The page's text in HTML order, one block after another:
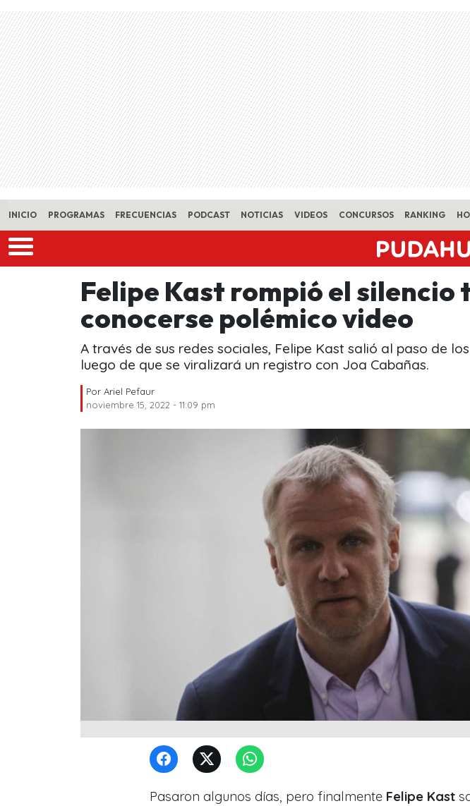
Skip to main content
INICIO PROGRAMAS FRECUENCIAS PODCAST NOTICIAS VIDEOS CONCURSOS RANKING
Felipe Kast rompió el silencio
conocerse polémico video
A través de sus redes sociales, Felipe Kast salió al paso de
luego de que se viralizará un registro con Joa Cabañas.
Por Ariel Pefaur
noviembre 15, 2022 - 11:09 pm
Pasaron algunos días, pero finalmente Felipe Kast